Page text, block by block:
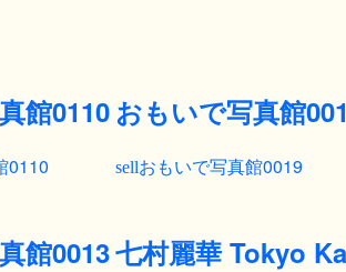
館0110
0110
館0013
おもいで写真館
おもいで写真館0019
七村麗華 Tokyo